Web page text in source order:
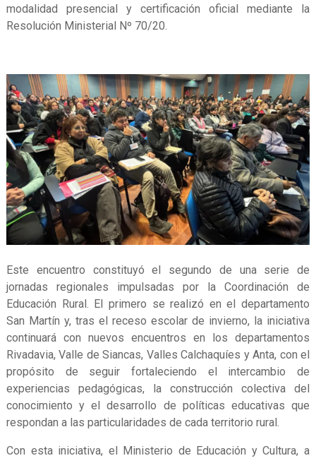
modalidad presencial y certificación oficial mediante la
Resolución Ministerial Nº 70/20.
Este encuentro constituyó el segundo de una serie de
jornadas regionales impulsadas por la Coordinación de
Educación Rural. El primero se realizó en el departamento
San Martín y, tras el receso escolar de invierno, la iniciativa
continuará con nuevos encuentros en los departamentos
Rivadavia, Valle de Siancas, Valles Calchaquíes y Anta, con el
propósito de seguir fortaleciendo el intercambio de
experiencias pedagógicas, la construcción colectiva del
conocimiento y el desarrollo de políticas educativas que
respondan a las particularidades de cada territorio rural.
Con esta iniciativa, el Ministerio de Educación y Cultura, a